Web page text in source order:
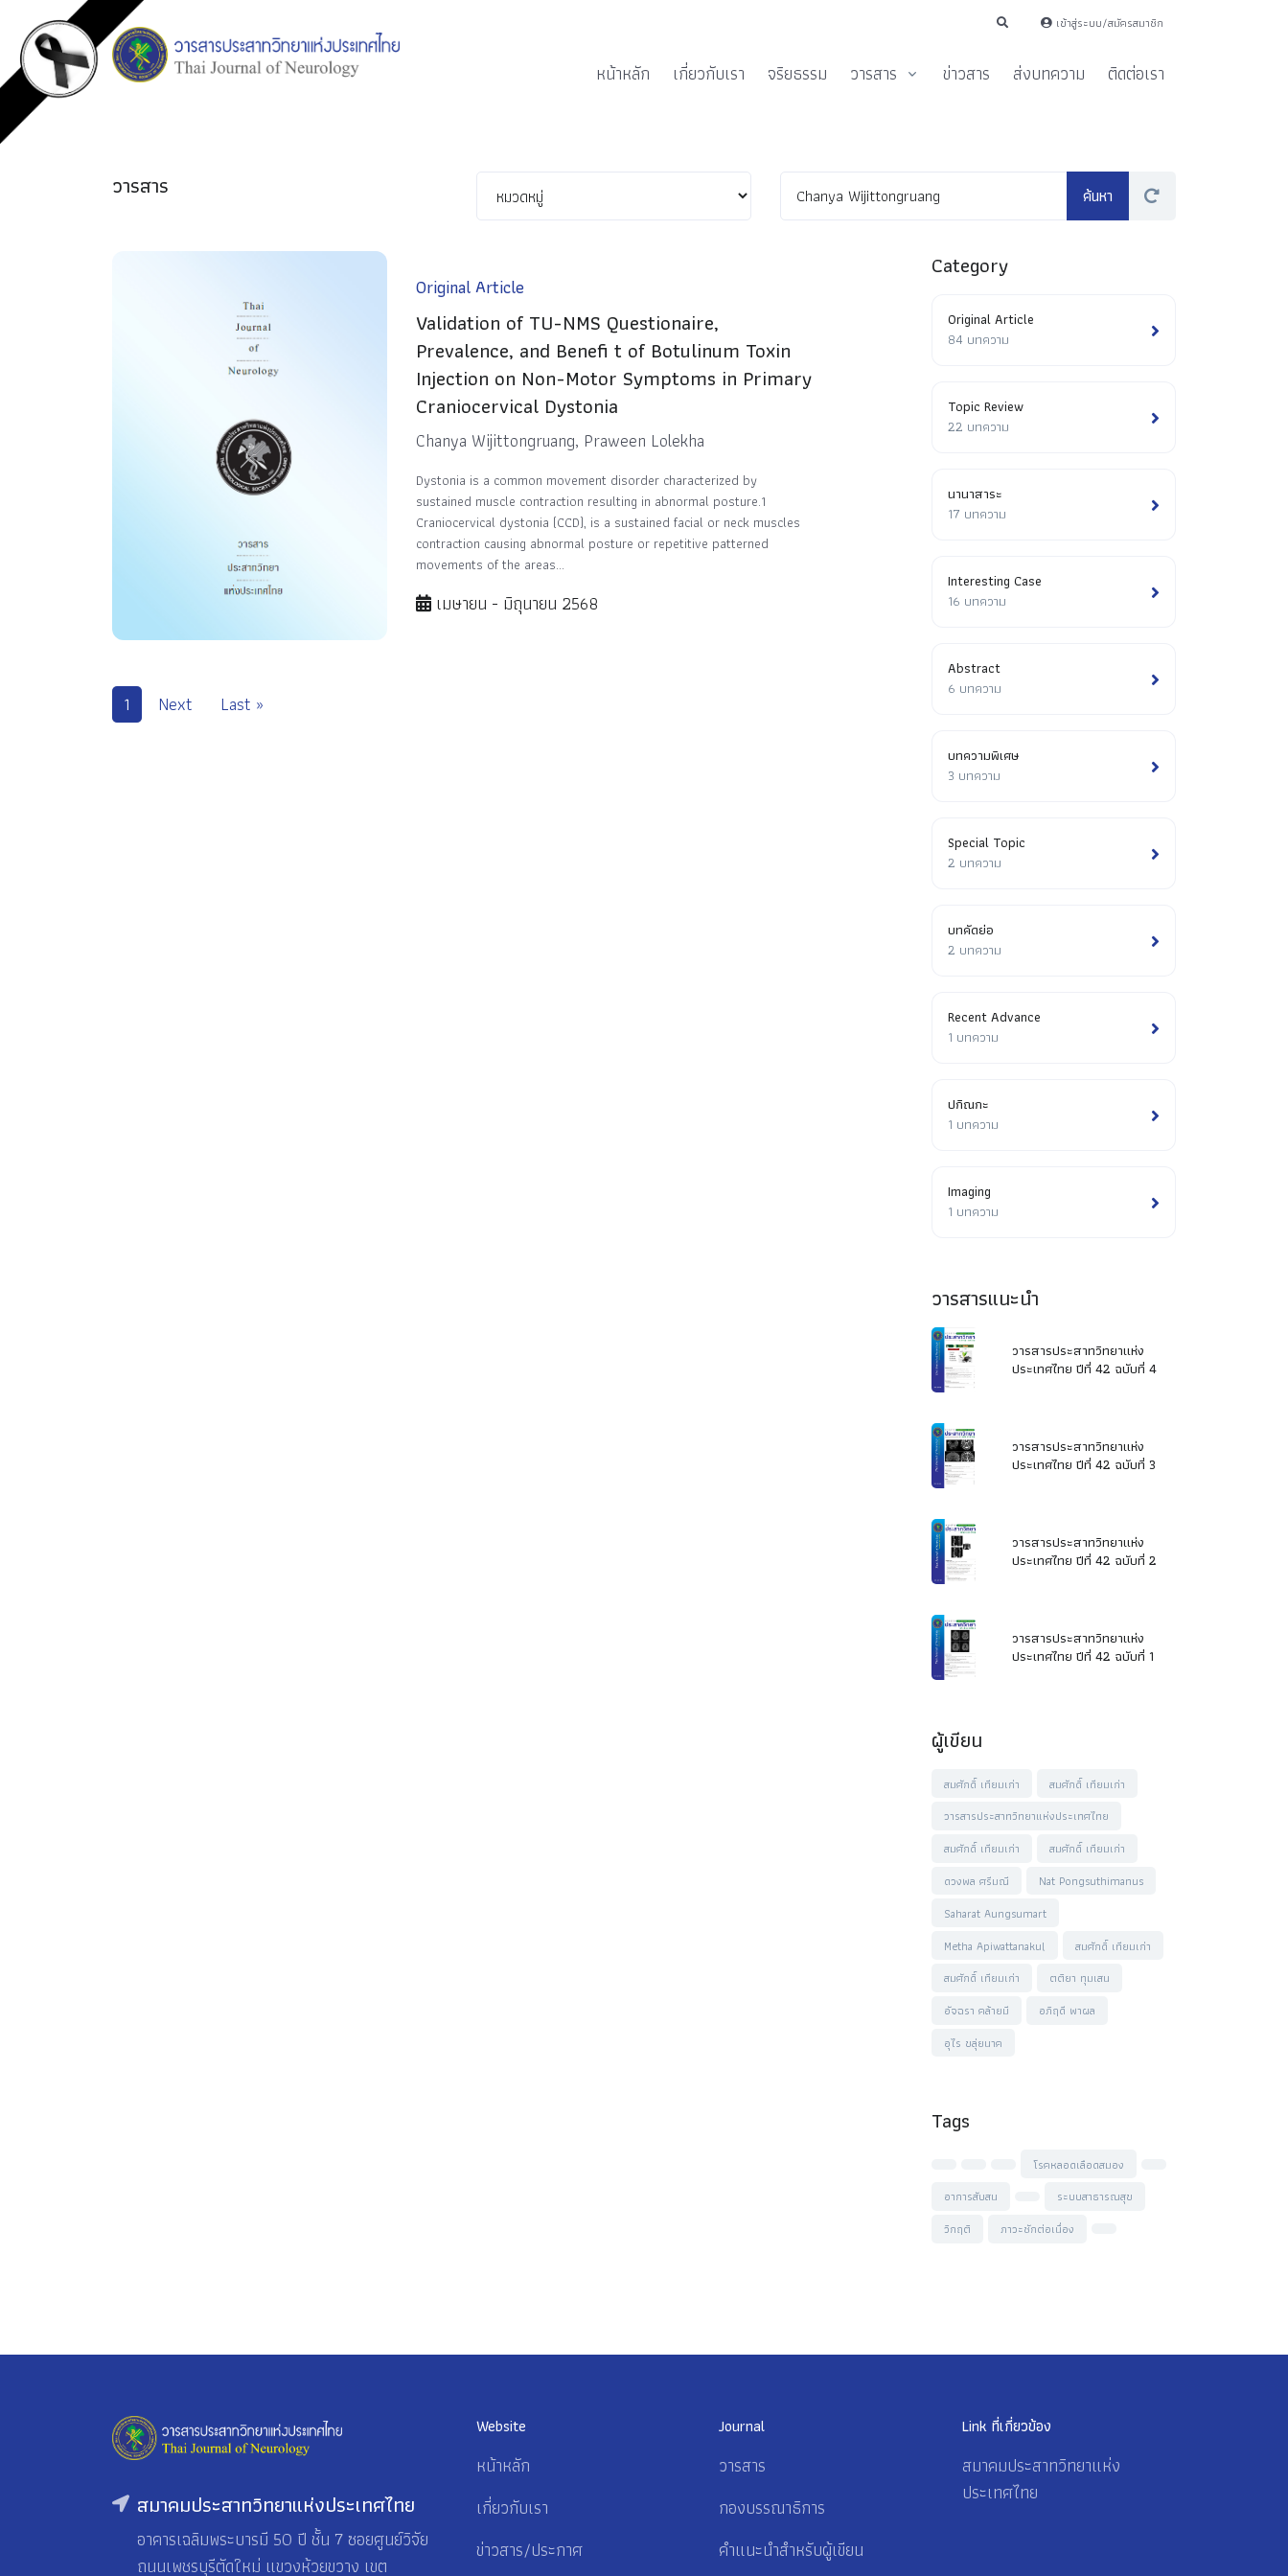
เข้าสู่ระบบ/สมัครสมาชิก
หน้าหลัก เกี่ยวกับเรา จริยธรรม วารสาร ข่าวสาร ส่งบทความ ติดต่อเรา
วารสาร
Original Article
Validation of TU-NMS Questionaire,
Prevalence, and Benefi t of Botulinum Toxin
Injection on Non-Motor Symptoms in Primary
Craniocervical Dystonia
Chanya Wijittongruang, Praween Lolekha
Dystonia is a common movement disorder characterized by
sustained muscle contraction resulting in abnormal posture.1
Craniocervical dystonia (CCD), is a sustained facial or neck muscles
contraction causing abnormal posture or repetitive patterned
movements of the areas...
เมษายน - มิถุนายน 2568
1 Next Last »
Category
Original Article
84 บทความ
Topic Review
22 บทความ
นานาสาระ
17 บทความ
Interesting Case
16 บทความ
Abstract
6 บทความ
บทความพิเศษ
3 บทความ
Special Topic
2 บทความ
บทคัดย่อ
2 บทความ
Recent Advance
1 บทความ
ปกิณกะ
1 บทความ
Imaging
1 บทความ
วารสารแนะนำ
วารสารประสาทวิทยาแห่ง
ประเทศไทย ปีที่ 42 ฉบับที่ 4
วารสารประสาทวิทยาแห่ง
ประเทศไทย ปีที่ 42 ฉบับที่ 3
วารสารประสาทวิทยาแห่ง
ประเทศไทย ปีที่ 42 ฉบับที่ 2
วารสารประสาทวิทยาแห่ง
ประเทศไทย ปีที่ 42 ฉบับที่ 1
ผู้เขียน
สมศักดิ์ เทียมเก่า
สมศักดิ์ เทียมเก่า
วารสารประสาทวิทยาแห่งประเทศไทย
สมศักดิ์ เทียมเก่า
สมศักดิ์ เทียมเก่า
ดวงพล ศรีมณี
Nat Pongsuthimanus
Saharat Aungsumart
Metha Apiwattanakul
สมศักดิ์ เทียมเก่า
สมศักดิ์ เทียมเก่า
ตติยา ทุมเสน
อัจฉรา คล้ายมี
อภิฤดี พาผล
อุไร ขลุ่ยนาค
Tags
โรคหลอดเลือดสมอง
อาการสับสน
ระบบสาธารณสุข
วิกฤติ
ภาวะชักต่อเนื่อง
สมาคมประสาทวิทยาแห่งประเทศไทย
อาคารเฉลิมพระบารมี 50 ปี ชั้น 7 ซอยศูนย์วิจัย
ถนนเพชรบุรีตัดใหม่ แขวงห้วยขวาง เขต
Website
หน้าหลัก
เกี่ยวกับเรา
ข่าวสาร/ประกาศ
Journal
วารสาร
กองบรรณาธิการ
คำแนะนำสำหรับผู้เขียน
Link ที่เกี่ยวข้อง
สมาคมประสาทวิทยาแห่ง
ประเทศไทย